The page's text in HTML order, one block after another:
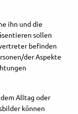
ihn und die
sollen
befinden
der Aspekte
Alltag oder
können